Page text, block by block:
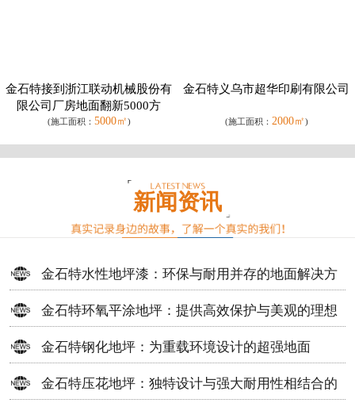
金石特接到浙江联动机械股份有
限公司厂房地面翻新5000方
(施工面积： 5000㎡)
金石特义乌市超华印刷有限公司
(施工面积： 2000㎡)
新闻资讯
金石特水性地坪漆：环保与耐用并存的地面解决方
案
金石特环氧平涂地坪：提供高效保护与美观的理想
选择
金石特钢化地坪：为重载环境设计的超强地面
金石特压花地坪：独特设计与强大耐用性相结合的